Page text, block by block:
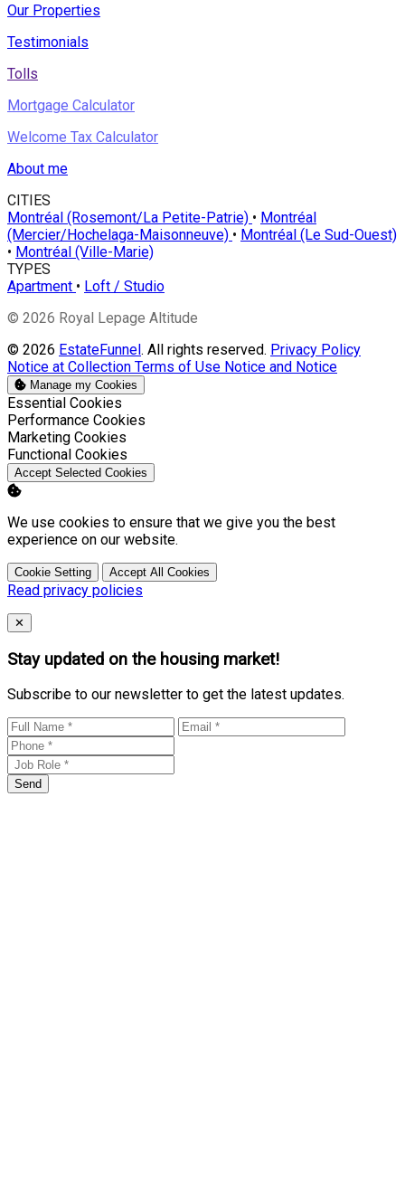
Our Properties
Testimonials
Tolls
Mortgage Calculator
Welcome Tax Calculator
About me
CITIES
Montréal (Rosemont/La Petite-Patrie) • Montréal
(Mercier/Hochelaga-Maisonneuve) • Montréal (Le Sud-Ouest)
• Montréal (Ville-Marie)
TYPES
Apartment • Loft / Studio
© 2026 Royal Lepage Altitude
© 2026 EstateFunnel. All rights reserved. Privacy Policy
Notice at Collection Terms of Use Notice and Notice
Manage my Cookies
Enable
Essential Cookies
Enable
Performance Cookies
Enable
Marketing Cookies
Enable
Functional Cookies
Accept Selected Cookies
We use cookies to ensure that we give you the best
experience on our website.
Cookie Setting Accept All Cookies
Read privacy policies
Close
✕
Stay updated on the housing market!
Subscribe to our newsletter to get the latest updates.
Send